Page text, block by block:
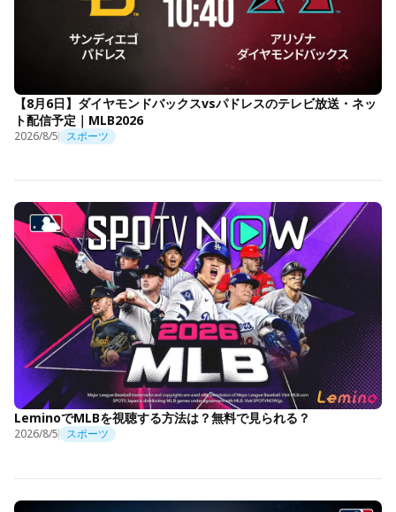
【8月6日】ダイヤモンドバックスvsパドレスのテレビ放送・ネッ
ト配信予定｜MLB2026
2026/8/5 スポーツ
LeminoでMLBを視聴する方法は？無料で見られる？
2026/8/5 スポーツ